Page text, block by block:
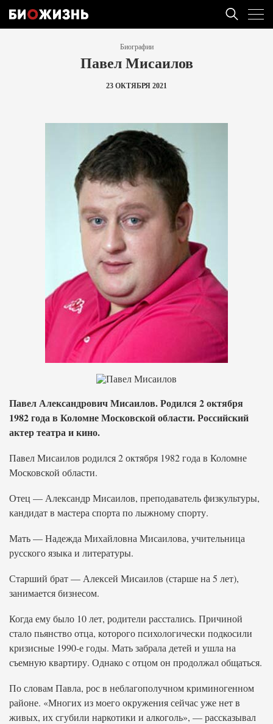
Биографии
Павел Мисаилов
23 ОКТЯБРЯ 2021
Павел Александрович Мисаилов. Родился 2 октября
1982 года в Коломне Московской области. Российский
актер театра и кино.
Павел Мисаилов родился 2 октября 1982 года в Коломне
Московской области.
Отец — Александр Мисаилов, преподаватель физкультуры,
кандидат в мастера спорта по лыжному спорту.
Мать — Надежда Михайловна Мисаилова, учительница
русского языка и литературы.
Старший брат — Алексей Мисаилов (старше на 5 лет),
занимается бизнесом.
Когда ему было 10 лет, родители расстались. Причиной
стало пьянство отца, которого психологически подкосили
кризисные 1990-е годы. Мать забрала детей и ушла на
съемную квартиру. Однако с отцом он продолжал общаться.
По словам Павла, рос в неблагополучном криминогенном
районе. «Многих из моего окружения сейчас уже нет в
живых, их сгубили наркотики и алкоголь», — рассказывал